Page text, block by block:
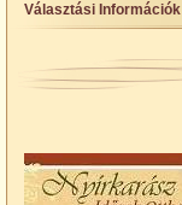
Választási Információk